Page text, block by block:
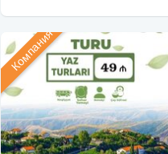
Компания